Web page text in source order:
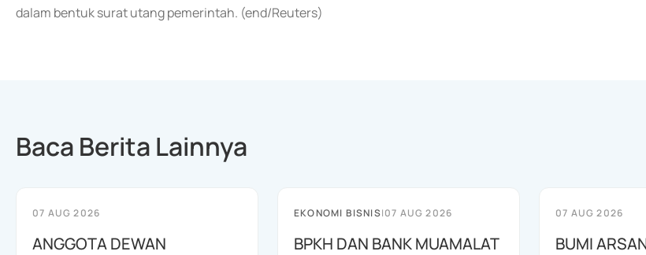
dalam bentuk surat utang pemerintah. (end/Reuters)
Baca Berita Lainnya
07 AUG 2026
ANGGOTA DEWAN
EKONOMI BISNIS|07 AUG 2026
BPKH DAN BANK MUAMALAT
07 AUG 2026
BUMI